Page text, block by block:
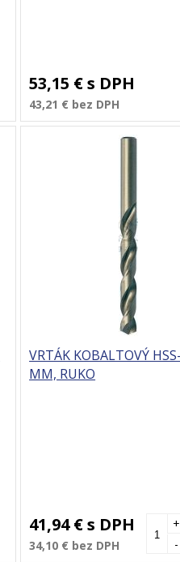
53,15 €s DPH
43,21 € bez DPH
VRTÁK KOBALTOVÝ
MM, RUKO
41,94 €s DPH
34,10 € bez DPH -
+